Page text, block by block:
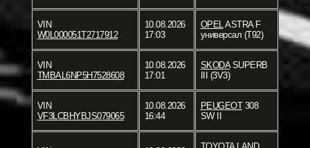
VIN
W0L000051T2717912
10.08.2026
17:03
OPELASTRA F
универсал (T92)
VIN
TMBAL6NP5H7528608
10.08.2026
17:01
SKODASUPERB
III (3V3)
VIN
VF3LCBHYBJS079065
10.08.2026
16:44
PEUGEOT308
SW II